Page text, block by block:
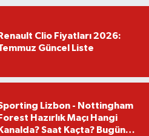
Renault Clio Fiyatları 2026:
Güncel Liste
Lizbon - Nottingham
Forest Hazırlık Maçı Hangi
Kanalda? Saat Kaçta? Bugün